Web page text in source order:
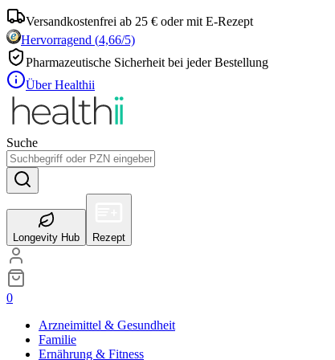
Versandkostenfrei ab 25 € oder mit E-Rezept
Hervorragend (4,66/5)
Pharmazeutische Sicherheit bei jeder Bestellung
Über Healthii
Suche
Longevity Hub Rezept
0
Arzneimittel & Gesundheit
Familie
Ernährung & Fitness